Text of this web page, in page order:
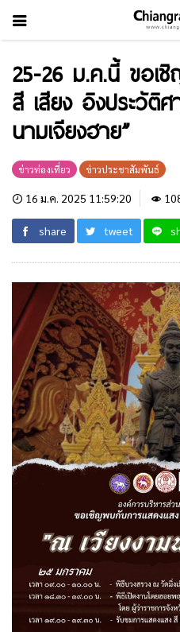
25-26 ม.ค.นี้ ขอเ
สี เสียง อิงประวัติ
นามเจียงฮาย”
ข่าวท่องเที่ยว ข่าวประชาสัมพันธ์
16 ม.ค. 2025 11:59:20
share tweet